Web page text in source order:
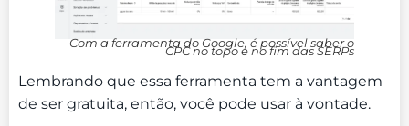
Com a ferramenta do Google, é possível saber o
CPC no topo e no fim das SERPs
Lembrando que essa ferramenta tem a vantagem
de ser gratuita, então, você pode usar à vontade.